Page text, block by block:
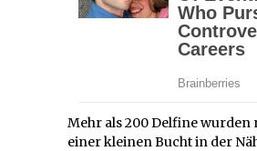
Mehr als 200 Delfine wurden
einer kleinen Bucht in der